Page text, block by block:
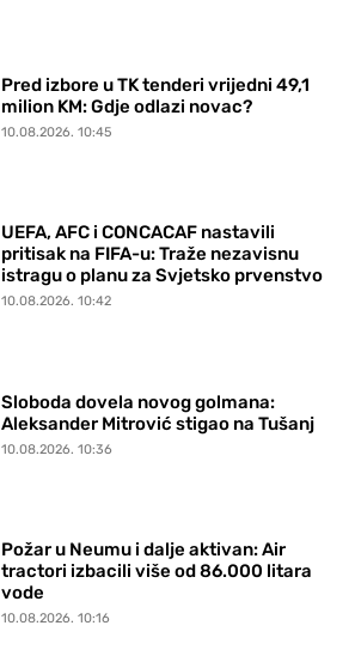
Pred izbore u TK tenderi vrijedni 49,1
milion KM: Gdje odlazi novac?
10.08.2026. 10:45
UEFA, AFC i CONCACAF nastavili
pritisak na FIFA-u: Traže nezavisnu
istragu o planu za Svjetsko prvenstvo
10.08.2026. 10:42
Sloboda dovela novog golmana:
Aleksander Mitrović stigao na Tušanj
10.08.2026. 10:36
Požar u Neumu i dalje aktivan: Air
tractori izbacili više od 86.000 litara
vode
10.08.2026. 10:16